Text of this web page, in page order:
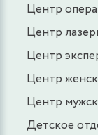
Центр
Центр
Центр
Центр
Центр
Детское